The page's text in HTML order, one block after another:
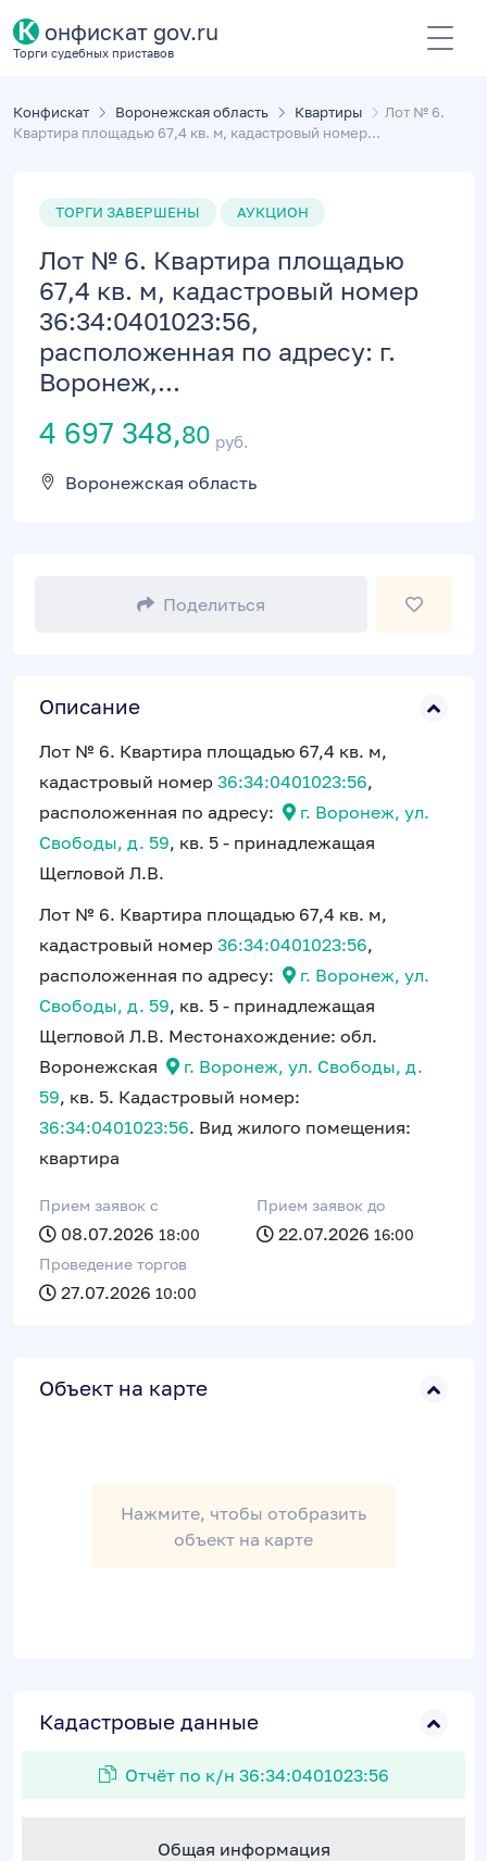
К онфискат gov.ru
Торги судебных приставов
Конфискат Воронежская область Квартиры
Лот № 6.
Квартира площадью 67,4 кв. м, кадастровый номер...
ТОРГИ ЗАВЕРШЕНЫ АУКЦИОН
Лот № 6. Квартира площадью
67,4 кв. м, кадастровый номер
36:34:0401023:56,
расположенная по адресу: г.
Воронеж,...
4 697 348,80 руб.
Воронежская область
Поделиться
Описание
Лот № 6. Квартира площадью 67,4 кв. м,
кадастровый номер 36:34:0401023:56,
расположенная по адресу:
г. Воронеж, ул.
Свободы, д. 59, кв. 5 - принадлежащая
Щегловой Л.В.
Лот № 6. Квартира площадью 67,4 кв. м,
кадастровый номер 36:34:0401023:56,
расположенная по адресу:
г. Воронеж, ул.
Свободы, д. 59, кв. 5 - принадлежащая
Щегловой Л.В. Местонахождение: обл.
Воронежская
г. Воронеж, ул. Свободы, д.
59, кв. 5. Кадастровый номер:
36:34:0401023:56. Вид жилого помещения:
квартира
Прием заявок c
08.07.2026 18:00
Прием заявок до
22.07.2026 16:00
Проведение торгов
27.07.2026 10:00
Объект на карте
Нажмите, чтобы отобразить
объект на карте
Кадастровые данные
Отчёт по к/н 36:34:0401023:56
Общая информация